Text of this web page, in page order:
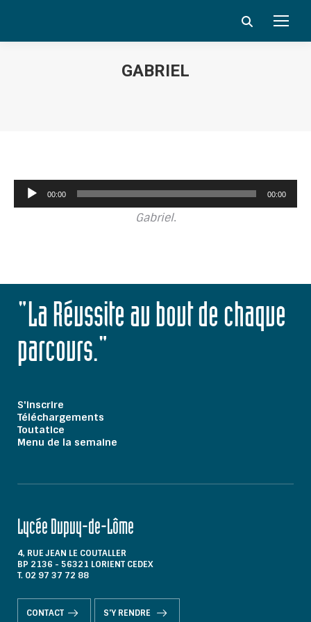
Search:
GABRIEL
Lecteur
audio
00:00 00:00
Gabriel.
"La Réussite au bout de chaque
parcours."
S'inscrire
Téléchargements
Toutatice
Menu de la semaine
Lycée Dupuy-de-Lôme
4, RUE JEAN LE COUTALLER
BP 2136 - 56321 LORIENT CEDEX
T. 02 97 37 72 88
CONTACT S'Y RENDRE